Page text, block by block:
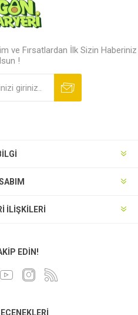
ve Fırsatlardan İlk Sizin Haberiniz
!
İLIŞKILERI
EDIN!